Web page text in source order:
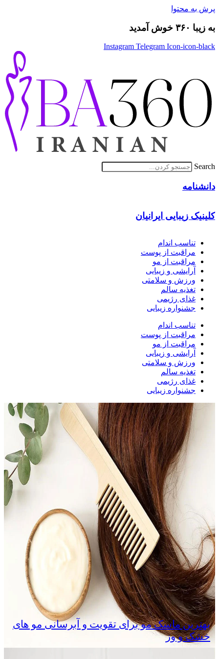
پرش به محتوا
به زیبا ۳۶۰ خوش آمدید
Instagram Telegram Icon-icon-black
Search
دانشنامه
کلینیک زیبایی ایرانیان
تناسب اندام
مراقبت از پوست
مراقبت از مو
آرایشی و زیبایی
ورزش و سلامتی
تغذیه سالم
غذای رژیمی
جشنواره زیبایی
تناسب اندام
مراقبت از پوست
مراقبت از مو
آرایشی و زیبایی
ورزش و سلامتی
تغذیه سالم
غذای رژیمی
جشنواره زیبایی
بهترین ماسک مو برای تقویت و آبرسانی مو های
خشک و وز